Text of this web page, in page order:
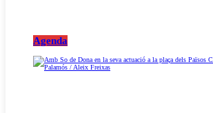
Agenda